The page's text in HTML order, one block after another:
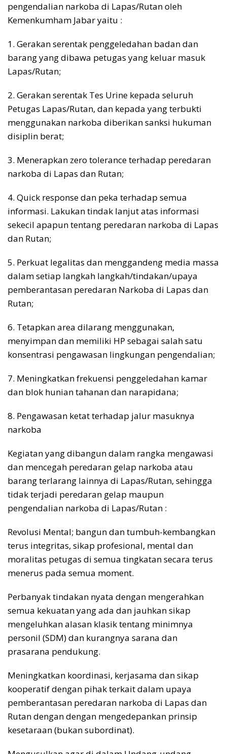
pengendalian narkoba di Lapas/Rutan oleh
Kemenkumham Jabar yaitu :
1. Gerakan serentak penggeledahan badan dan
barang yang dibawa petugas yang keluar masuk
Lapas/Rutan;
2. Gerakan serentak Tes Urine kepada seluruh
Petugas Lapas/Rutan, dan kepada yang terbukti
menggunakan narkoba diberikan sanksi hukuman
disiplin berat;
3. Menerapkan zero tolerance terhadap peredaran
narkoba di Lapas dan Rutan;
4. Quick response dan peka terhadap semua
informasi. Lakukan tindak lanjut atas informasi
sekecil apapun tentang peredaran narkoba di Lapas
dan Rutan;
5. Perkuat legalitas dan menggandeng media massa
dalam setiap langkah langkah/tindakan/upaya
pemberantasan peredaran Narkoba di Lapas dan
Rutan;
6. Tetapkan area dilarang menggunakan,
menyimpan dan memiliki HP sebagai salah satu
konsentrasi pengawasan lingkungan pengendalian;
7. Meningkatkan frekuensi penggeledahan kamar
dan blok hunian tahanan dan narapidana;
8. Pengawasan ketat terhadap jalur masuknya
narkoba
Kegiatan yang dibangun dalam rangka mengawasi
dan mencegah peredaran gelap narkoba atau
barang terlarang lainnya di Lapas/Rutan, sehingga
tidak terjadi peredaran gelap maupun
pengendalian narkoba di Lapas/Rutan :
Revolusi Mental; bangun dan tumbuh-kembangkan
terus integritas, sikap profesional, mental dan
moralitas petugas di semua tingkatan secara terus
menerus pada semua moment.
Perbanyak tindakan nyata dengan mengerahkan
semua kekuatan yang ada dan jauhkan sikap
mengeluhkan alasan klasik tentang minimnya
personil (SDM) dan kurangnya sarana dan
prasarana pendukung.
Meningkatkan koordinasi, kerjasama dan sikap
kooperatif dengan pihak terkait dalam upaya
pemberantasan peredaran narkoba di Lapas dan
Rutan dengan dengan mengedepankan prinsip
kesetaraan (bukan subordinat).